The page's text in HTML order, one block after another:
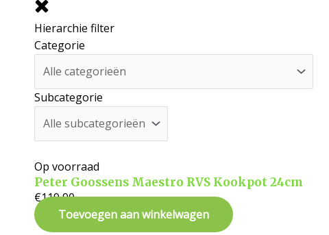
Hierarchie filter
Categorie
Subcategorie
Op voorraad
Peter Goossens Maestro RVS Kookpot 24cm
€119,90
Toevoegen aan winkelwagen